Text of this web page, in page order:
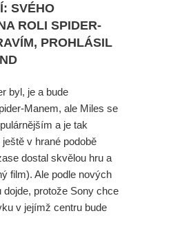
SVÉHO
ROLI SPIDER-
PROHLÁSIL
byl, je a bude
Manem, ale Miles se
a je tak
v hrané podobě
dostal skvělou hru a
film). Ale podle nových
dojde, protože Sony chce
v jejímž centru bude